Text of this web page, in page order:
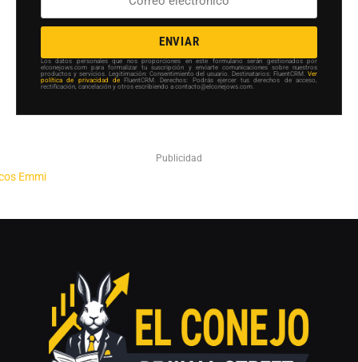
ENVIAR
Los datos personales que nos proporciones en este formulario serán gestionados por
elconejows.com para formalizar tu suscripción y enviarte comunicaciones sobre nuestros
productos y servicios. Legitimación: Consentimiento del usuario. Destinatarios: FluentCRM. Ver
política de privacidad de FluentCRM. Derechos: Podrás ejercer tus derechos de acceso,
rectificación, cancelación y otros escribiendo a contacto@elconejows.com.
Publicidad